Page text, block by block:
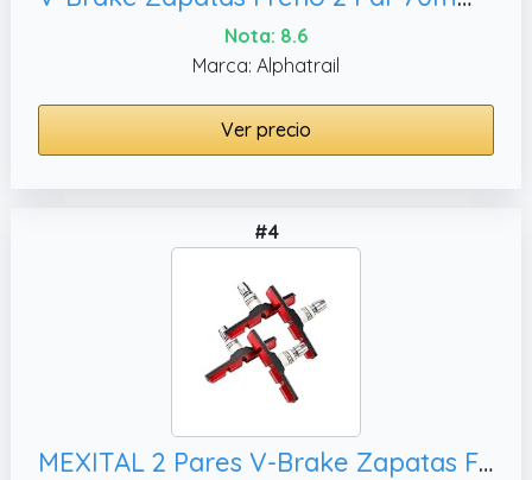
Nota: 8.6
Marca: Alphatrail
Ver precio
#4
MEXITAL 2 Pares V-Brake Zapatas Freno 70mm Symmetric I para Shimano, XLC etc I Alto Rendimiento I Durable & Ajuste V Pastillas de Freno Bicicleta